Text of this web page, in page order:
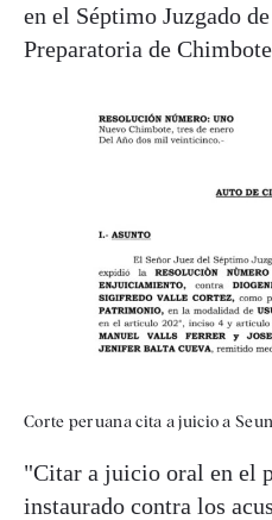
en el Séptimo Juzgado
Preparatoria de
Corte peruana cita a juicio a
"Citar a juicio oral en el
instaurado contra los